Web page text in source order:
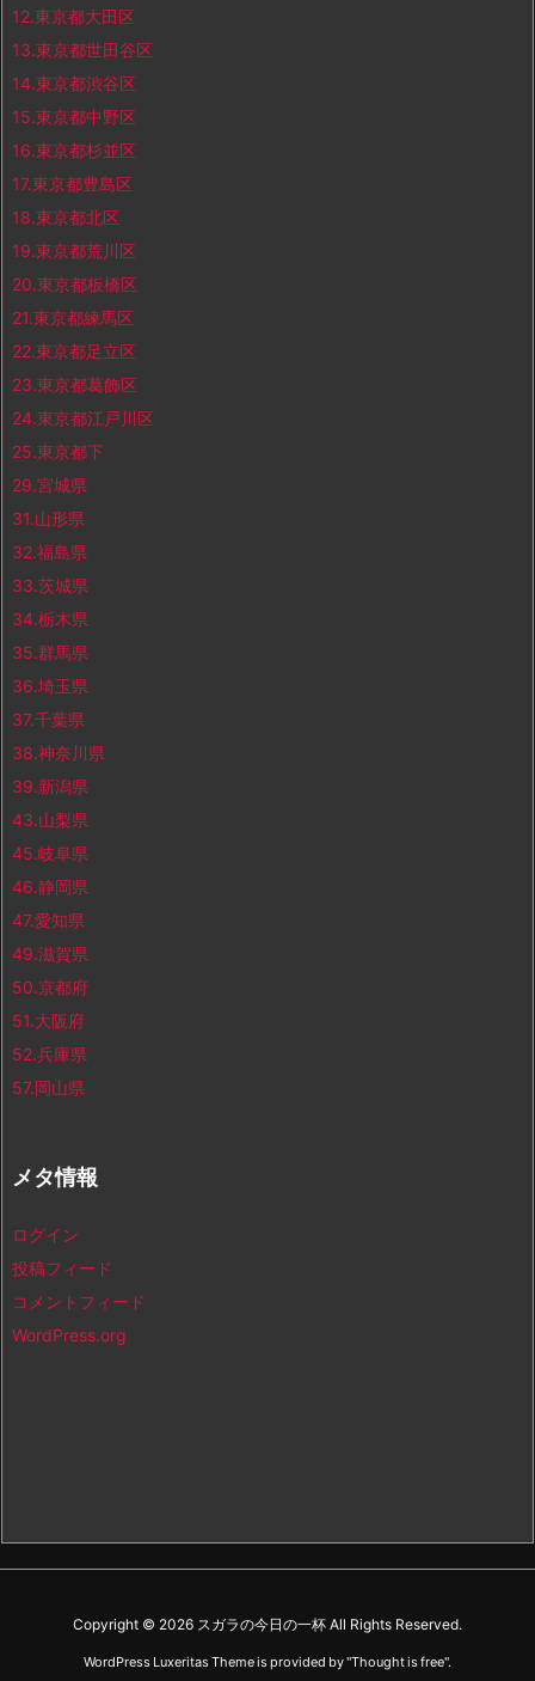
12.東京都大田区
13.東京都世田谷区
14.東京都渋谷区
15.東京都中野区
16.東京都杉並区
17.東京都豊島区
18.東京都北区
19.東京都荒川区
20.東京都板橋区
21.東京都練馬区
22.東京都足立区
23.東京都葛飾区
24.東京都江戸川区
25.東京都下
29.宮城県
31.山形県
32.福島県
33.茨城県
34.栃木県
35.群馬県
36.埼玉県
37.千葉県
38.神奈川県
39.新潟県
43.山梨県
45.岐阜県
46.静岡県
47.愛知県
49.滋賀県
50.京都府
51.大阪府
52.兵庫県
57.岡山県
メタ情報
ログイン
投稿フィード
コメントフィード
WordPress.org
Copyright © 2026 スガラの今日の一杯 All Rights Reserved.
WordPress Luxeritas Theme is provided by "Thought is free".